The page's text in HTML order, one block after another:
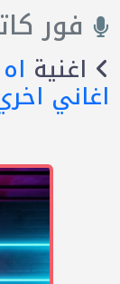
فور
اغنية
اغاني